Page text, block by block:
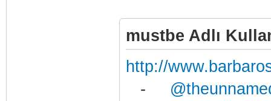
mustbe Adlı
http://
-